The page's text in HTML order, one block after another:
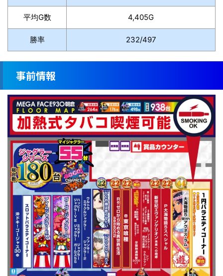
平均G数 4,405G
勝率 232/497
事前情報